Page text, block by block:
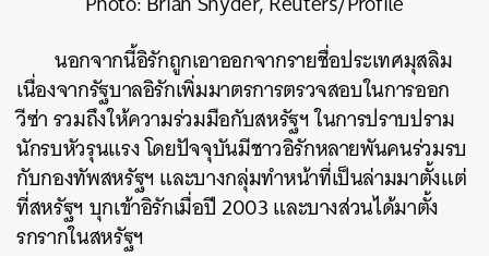
นอกจากนี้อิรักถูกเอาออกจากรายชื่อประเทศมุสลิม
เนื่องจากรัฐบาลอิรักเพิ่มมาตรการตรวจสอบในการออก
วีซ่า รวมถึงให้ความร่วมมือกับสหรัฐฯ ในการปราบปราม
นักรบหัวรุนแรง โดยปัจจุบันมีชาวอิรักหลายพันคนร่วมรบ
กับกองทัพสหรัฐฯ และบางกลุ่มทำหน้าที่เป็นล่ามมาตั้งแต่
ที่สหรัฐฯ บุกเข้าอิรักเมื่อปี 2003 และบางส่วนได้มาตั้ง
รกรากในสหรัฐฯ